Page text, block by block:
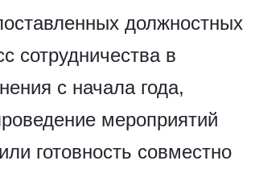
должностных
сотрудничества в
с начала года,
мероприятий
готовность совместно